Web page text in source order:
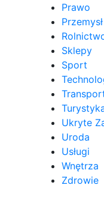
Prawo
Przemysł
Sklepy
Sport
Ukryte
Uroda
Usługi
Wnętrza
Zdrowie